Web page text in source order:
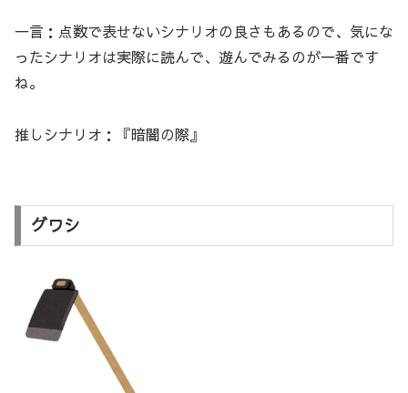
一言：点数で表せないシナリオの良さもあるので、気にな
ったシナリオは実際に読んで、遊んでみるのが一番です
ね。
推しシナリオ：『暗闇の際』
グワシ